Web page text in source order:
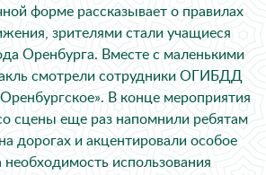
форме рассказывает о правилах
зрителями стали учащиеся
Оренбурга. Вместе с маленькими
смотрели сотрудники ОГИБДД
В конце мероприятия
сцены еще раз напомнили ребятам
дорогах и акцентировали особое
необходимость использования